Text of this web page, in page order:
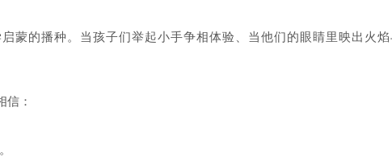
蒙的播种。当孩子们举起小手争相体验、当他们的眼睛里映出火
信：